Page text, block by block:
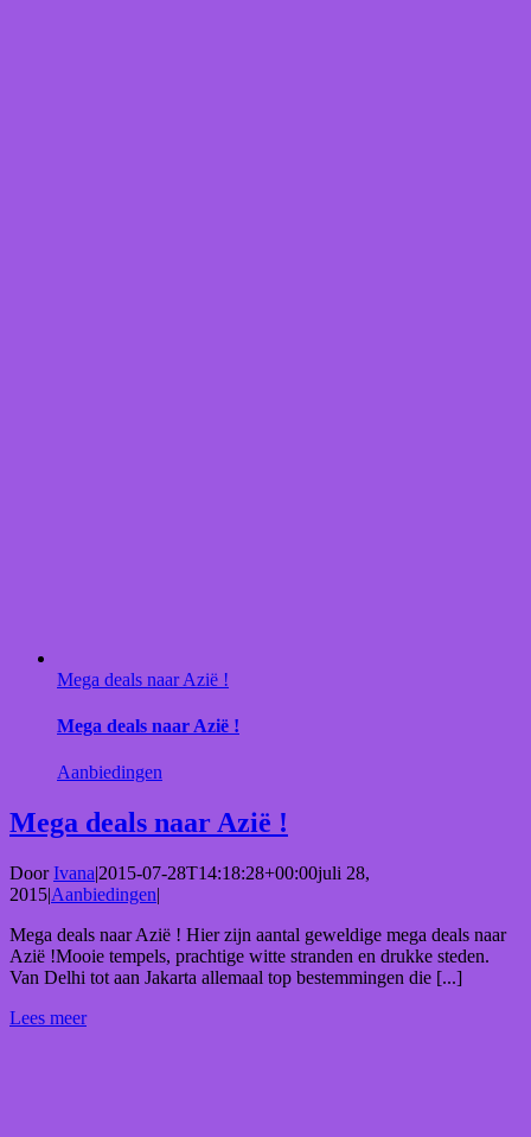
Mega deals naar Azië !
Mega deals naar Azië !
Aanbiedingen
Mega deals naar Azië !
DoorIvana|2015-07-28T14:18:28+00:00juli 28,
2015|Aanbiedingen|
Mega deals naar Azië ! Hier zijn aantal geweldige mega deals naar
Azië !Mooie tempels, prachtige witte stranden en drukke steden.
Van Delhi tot aan Jakarta allemaal top bestemmingen die [...]
Lees meer